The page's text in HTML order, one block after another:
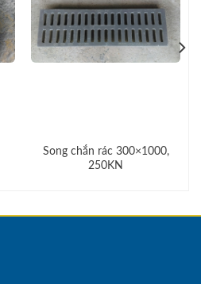
Song chắn rác 300×1000,
250KN